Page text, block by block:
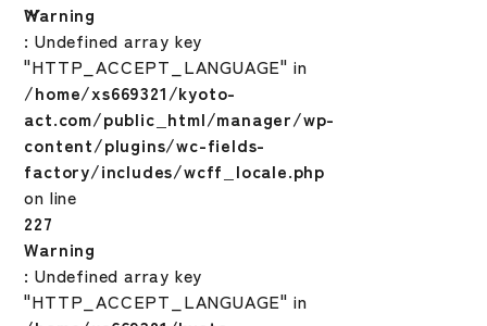
Warning
: Undefined array key
"HTTP_ACCEPT_LANGUAGE" in
/home/xs669321/kyoto-
act.com/public_html/manager/wp-
content/plugins/wc-fields-
factory/includes/wcff_locale.php
on line
227
Warning
: Undefined array key
"HTTP_ACCEPT_LANGUAGE" in